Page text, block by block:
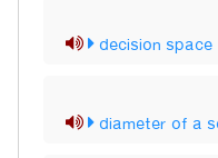
decision space
diameter of a